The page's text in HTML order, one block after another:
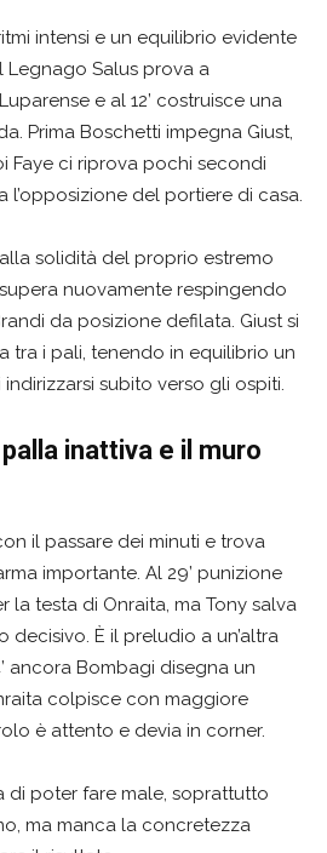
intensi e un equilibrio evidente
Legnago Salus prova a
e al 12’ costruisce una
Prima Boschetti impegna Giust,
Faye ci riprova pochi secondi
del portiere di casa.
solidità del proprio estremo
supera nuovamente respingendo
da posizione defilata. Giust si
tra i pali, tenendo in equilibrio un
subito verso gli ospiti.
inattiva e il muro
il passare dei minuti e trova
importante. Al 29’ punizione
la testa di Onraita, ma Tony salva
decisivo. È il preludio a un’altra
ancora Bombagi disegna un
colpisce con maggiore
è attento e devia in corner.
di poter fare male, soprattutto
ma manca la concretezza